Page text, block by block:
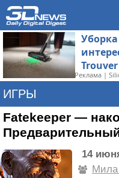
Реклама |
ИГРЫ
Fatekeeper —
14
Мила